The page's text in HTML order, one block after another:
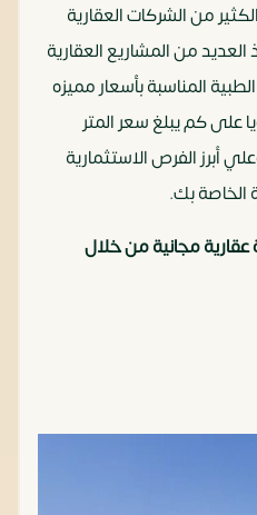
من الشركات العقارية
من المشاريع العقارية
المناسبة بأسعار مميزه
كم يبلغ سعر المتر
أبرز الفرص الاستثمارية
الخاصة بك.
مجانية من خلال